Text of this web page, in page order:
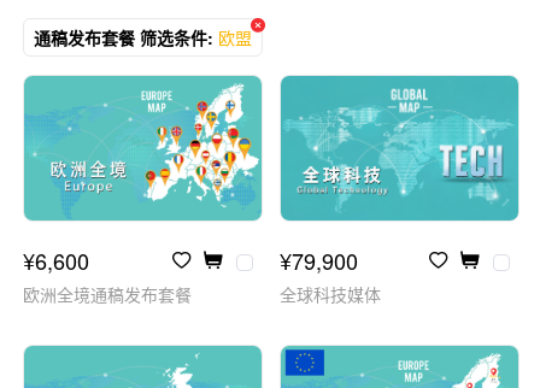
通稿发布套餐 筛选条件: 欧盟
¥6,600
欧洲全境通稿发布套餐
¥79,900
全球科技媒体